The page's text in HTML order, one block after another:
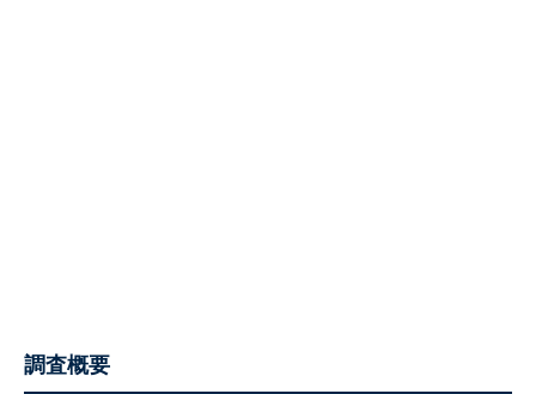
調査概要